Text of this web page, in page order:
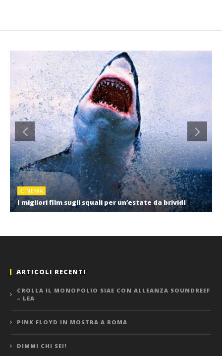
CINEMA
I migliori film sugli squali per un’estate da brividi
ARTICOLI RECENTI
CROLLA IL MONOPOLIO SIAE CON ALLEANZA SOUNDREEF
– LEA
PINK FLOYD IN MOSTRA A ROMA
DIMMI CHI SEI!